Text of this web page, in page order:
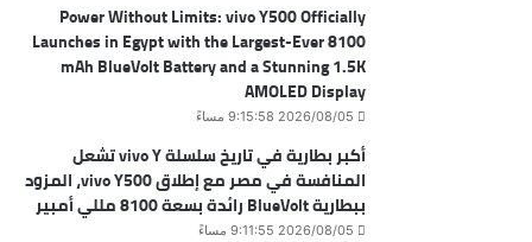
Power Without Limits: vivo Y500 Officially
Launches in Egypt with the Largest-Ever 8100
mAh BlueVolt Battery and a Stunning 1.5K
AMOLED Display
2026/08/05 9:15:58 مساءً
أكبر بطارية في تاريخ سلسلة vivo Y تشعل
المنافسة في مصر مع إطلاق vivo Y500، المزود
ببطارية BlueVolt رائدة بسعة 8100 مللي أمبير
2026/08/05 9:11:55 مساءً